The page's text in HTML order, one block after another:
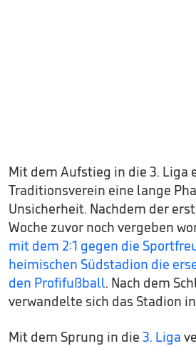
Mit dem Aufstieg in die 3. Liga
Traditionsverein eine lange
Unsicherheit. Nachdem der
Woche zuvor noch vergeben
mit dem 2:1 gegen die
heimischen Südstadion die
den Profifußball. Nach dem
verwandelte sich das Stadion
Mit dem Sprung in die 3. Liga